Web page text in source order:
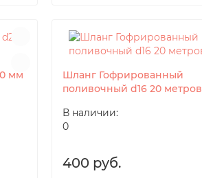
мм
Шланг Гофрированный
поливочный d16 20 метров
В наличии:
0
400 руб.